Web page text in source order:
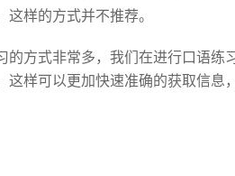
样的方式并不推荐。
的方式非常多，我们在进行口语练
这样可以更加快速准确的获取信息